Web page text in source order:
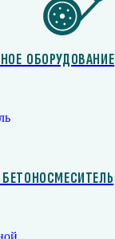
ОБОРУДОВАНИЕ